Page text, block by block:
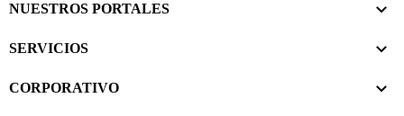
NUESTROS PORTALES
SERVICIOS
CORPORATIVO